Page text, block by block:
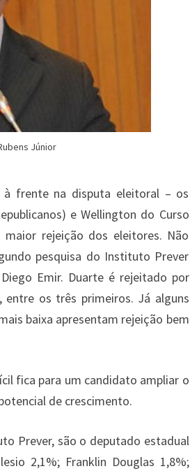
Júnior
frente na disputa eleitoral – os
e Wellington do Curso
rejeição dos eleitores. Não
pesquisa do Instituto Prever
Emir. Duarte é rejeitado por
entre os três primeiros. Já alguns
baixa apresentam rejeição bem
fica para um candidato ampliar o
de crescimento.
Prever, são o deputado estadual
2,1%; Franklin Douglas 1,8%;